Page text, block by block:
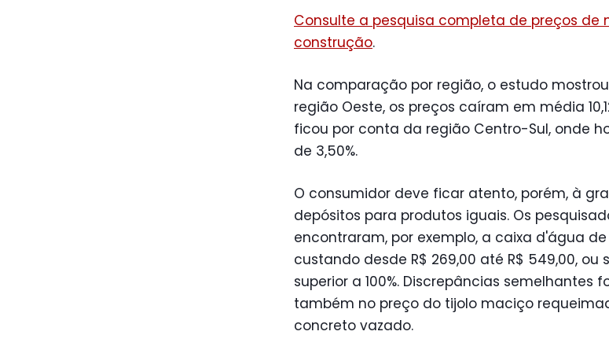
Consulte a pesquisa completa de preços de
construção.
Na comparação por região, o estudo
região Oeste, os preços caíram em média
ficou por conta da região Centro-Sul, onde
de 3,50%.
O consumidor deve ficar atento, porém, à
depósitos para produtos iguais. Os
encontraram, por exemplo, a caixa d'água
custando desde R$ 269,00 até R$ 549,00, ou
superior a 100%. Discrepâncias semelhantes
também no preço do tijolo maciço
concreto vazado.